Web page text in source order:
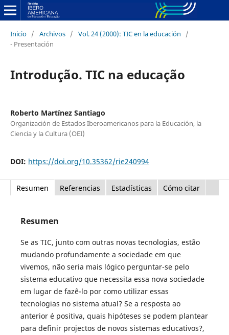
Inicio / Archivos / Vol. 24 (2000): TIC en la educación
/
- Presentación
Introdução. TIC na educação
Roberto Martínez Santiago
Organización de Estados Iberoamericanos para la Educación, la
Ciencia y la Cultura (OEI)
DOI: https://doi.org/10.35362/rie240994
Resumen Referencias Estadísticas Cómo citar
Resumen
Se as TIC, junto com outras novas tecnologias, estão
mudando profundamente a sociedade em que
vivemos, não seria mais lógico perguntar-se pelo
sistema educativo que necessita essa nova sociedade
em lugar de fazê-lo por como utilizar essas
tecnologias no sistema atual? Se a resposta ao
anterior é positiva, quais hipóteses se podem plantear
para definir projectos de novos sistemas educativos?,